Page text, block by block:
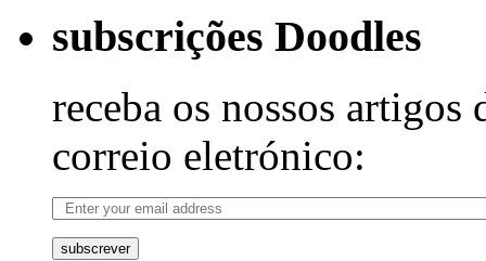
subscrições Doodles
receba os nossos artigos
correio eletrónico:
subscrever